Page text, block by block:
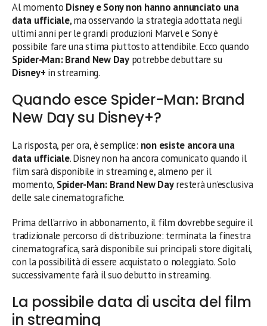
Al momento Disney e Sony non hanno annunciato una
data ufficiale, ma osservando la strategia adottata negli
ultimi anni per le grandi produzioni Marvel e Sony è
possibile fare una stima piuttosto attendibile. Ecco quando
Spider-Man: Brand New Daypotrebbe debuttare su
Disney+ in streaming.
Quando esce Spider-Man: Brand
New Day su Disney+?
La risposta, per ora, è semplice: non esiste ancora una
data ufficiale. Disney non ha ancora comunicato quando il
film sarà disponibile in streaming e, almeno per il
momento, Spider-Man: Brand New Dayresterà un’esclusiva
delle sale cinematografiche.
Prima dell’arrivo in abbonamento, il film dovrebbe seguire il
tradizionale percorso di distribuzione: terminata la finestra
cinematografica, sarà disponibile sui principali store digitali,
con la possibilità di essere acquistato o noleggiato. Solo
successivamente farà il suo debutto in streaming.
La possibile data di uscita del film
in streaming